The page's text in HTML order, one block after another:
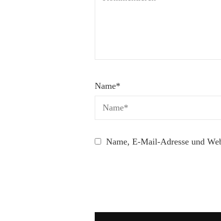
Name*
Name, E-Mail-Adresse und